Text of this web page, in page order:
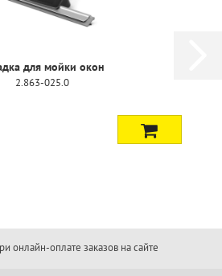
для мойки окон
2.863-025.0
онлайн-оплате заказов на сайте